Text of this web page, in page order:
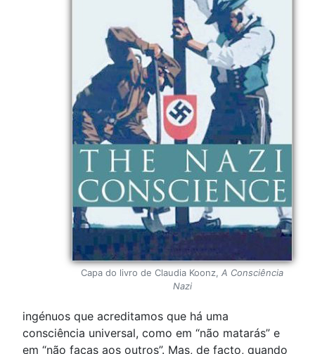
Capa do livro de Claudia Koonz, A Consciência
Nazi
ingénuos que acreditamos que há uma
consciência universal, como em “não matarás” e
em “não faças aos outros”. Mas, de facto, quando